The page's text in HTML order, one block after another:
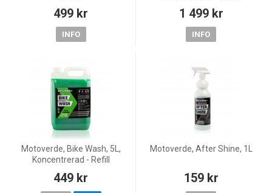
499 kr
INFO
1 499 kr
INFO
Motoverde, Bike Wash, 5L,
Koncentrerad - Refill
449 kr
Motoverde, After Shine, 1L
159 kr